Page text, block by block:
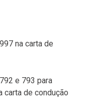
na carta de
e 793 para
carta de condução